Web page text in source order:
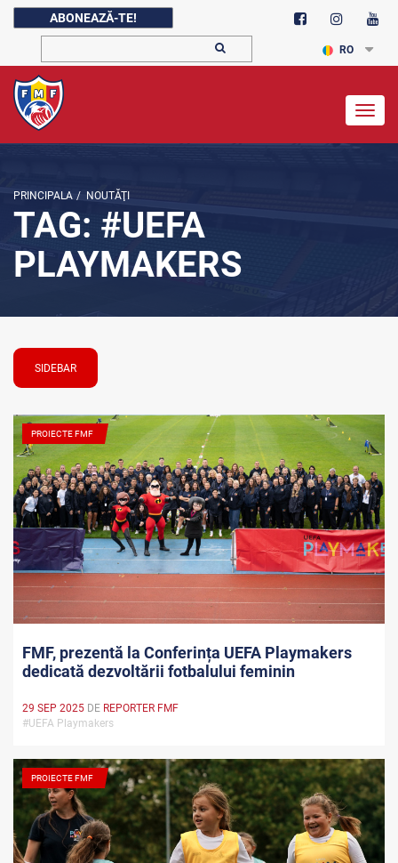
ABONEAZĂ-TE!
RO
PRINCIPALA / NOUTĂŢI
TAG: #UEFA
PLAYMAKERS
SIDEBAR
PROIECTE FMF
FMF, prezentă la Conferința UEFA Playmakers
dedicată dezvoltării fotbalului feminin
29 SEP 2025 DE REPORTER FMF
#UEFA Playmakers
PROIECTE FMF